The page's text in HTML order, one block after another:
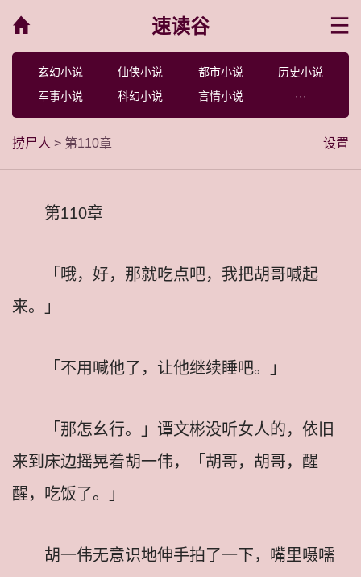
速读谷
玄幻小说 仙侠小说 都市小说
历史小说
军事小说
科幻小说 言情小说 ···
设置
捞尸人 > 第110章
第110章
「哦，好，那就吃点吧，我把胡哥喊起
来。」
「不用喊他了，让他继续睡吧。」
「那怎幺行。」谭文彬没听女人的，依旧
来到床边摇晃着胡一伟，「胡哥，胡哥，醒
醒，吃饭了。」
胡一伟无意识地伸手拍了一下，嘴里嗫嚅